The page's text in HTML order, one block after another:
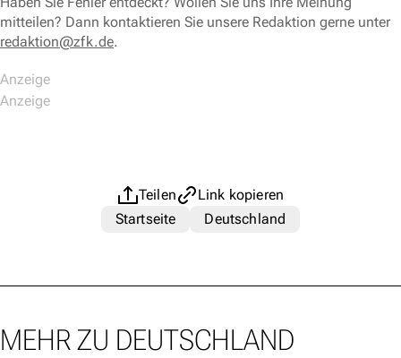
mitteilen? Dann kontaktieren Sie unsere Redaktion gerne unter
redaktion@zfk.de.
Teilen
Link kopieren
Startseite
Deutschland
MEHR ZU DEUTSCHLAND